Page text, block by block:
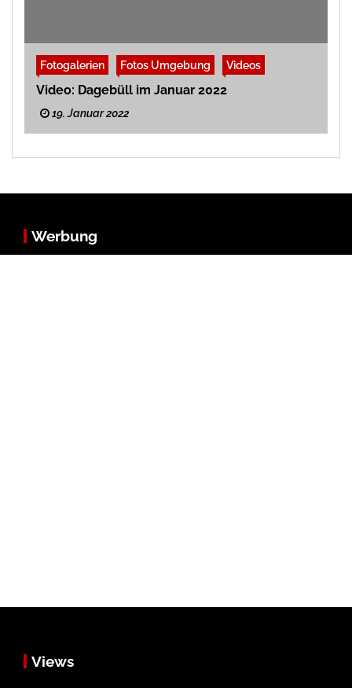
Fotogalerien Fotos Umgebung Videos
Video: Dagebüll im Januar 2022
19. Januar 2022
Werbung
Views